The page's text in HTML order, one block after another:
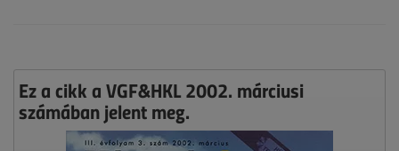
Ez a cikk a VGF&HKL 2002. márciusi
számában jelent meg.